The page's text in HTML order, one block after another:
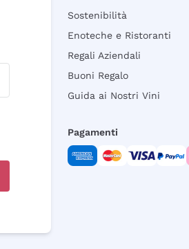
Sostenibilità
Enoteche e Ristoranti
Regali Aziendali
Buoni Regalo
Guida ai Nostri Vini
Pagamenti